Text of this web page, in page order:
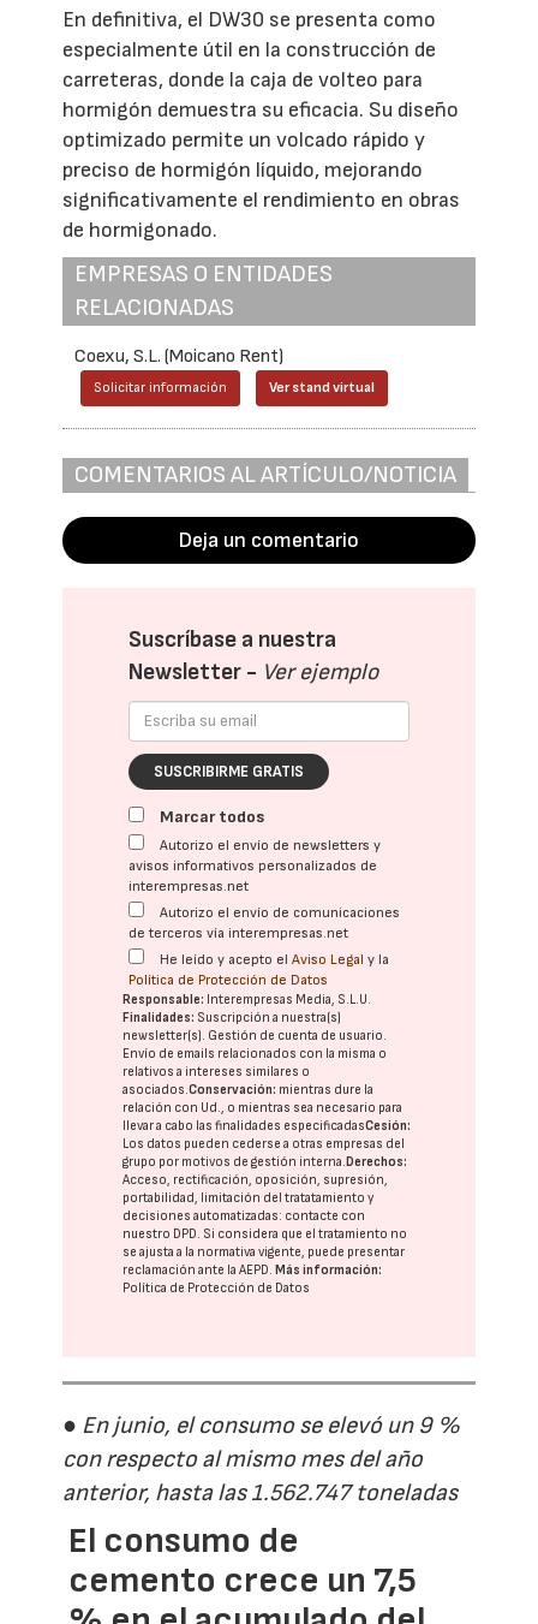
En definitiva, el DW30 se presenta como
especialmente útil en la construcción de
carreteras, donde la caja de volteo para
hormigón demuestra su eficacia. Su diseño
optimizado permite un volcado rápido y
preciso de hormigón líquido, mejorando
significativamente el rendimiento en obras
de hormigonado.
EMPRESAS O ENTIDADES
RELACIONADAS
Coexu, S.L. (Moicano Rent)
Solicitar información Ver stand virtual
COMENTARIOS AL ARTÍCULO/NOTICIA
Deja un comentario
Suscríbase a nuestra
Newsletter - Ver ejemplo
SUSCRIBIRME GRATIS
Marcar todos
Autorizo el envío de newsletters y
avisos informativos personalizados de
interempresas.net
Autorizo el envío de comunicaciones
de terceros vía interempresas.net
He leído y acepto elAviso Legal y la
Política de Protección de Datos
Responsable: Interempresas Media, S.L.U.
Finalidades: Suscripción a nuestra(s)
newsletter(s). Gestión de cuenta de usuario.
Envío de emails relacionados con la misma o
relativos a intereses similares o
asociados.Conservación: mientras dure la
relación con Ud., o mientras sea necesario para
llevar a cabo las finalidades especificadasCesión:
Los datos pueden cederse a otras empresas del
grupo por motivos de gestión interna.Derechos:
Acceso, rectificación, oposición, supresión,
portabilidad, limitación del tratatamiento y
decisiones automatizadas: contacte con
nuestro DPD . Si considera que el tratamiento no
se ajusta a la normativa vigente, puede presentar
reclamación ante laAEPD .Más información:
Política de Protección de Datos
● En junio, el consumo se elevó un 9 %
con respecto al mismo mes del año
anterior, hasta las 1.562.747 toneladas
El consumo de
cemento crece un 7,5